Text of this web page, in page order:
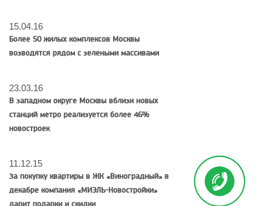
15.04.16
Более 50 жилых комплексов Москвы
возводятся рядом с зелеными массивами
23.03.16
В западном округе Москвы вблизи новых
станций метро реализуется более 46%
новостроек
11.12.15
За покупку квартиры в ЖК «Виноградный» в
декабре компания «МИЭЛЬ-Новостройки»